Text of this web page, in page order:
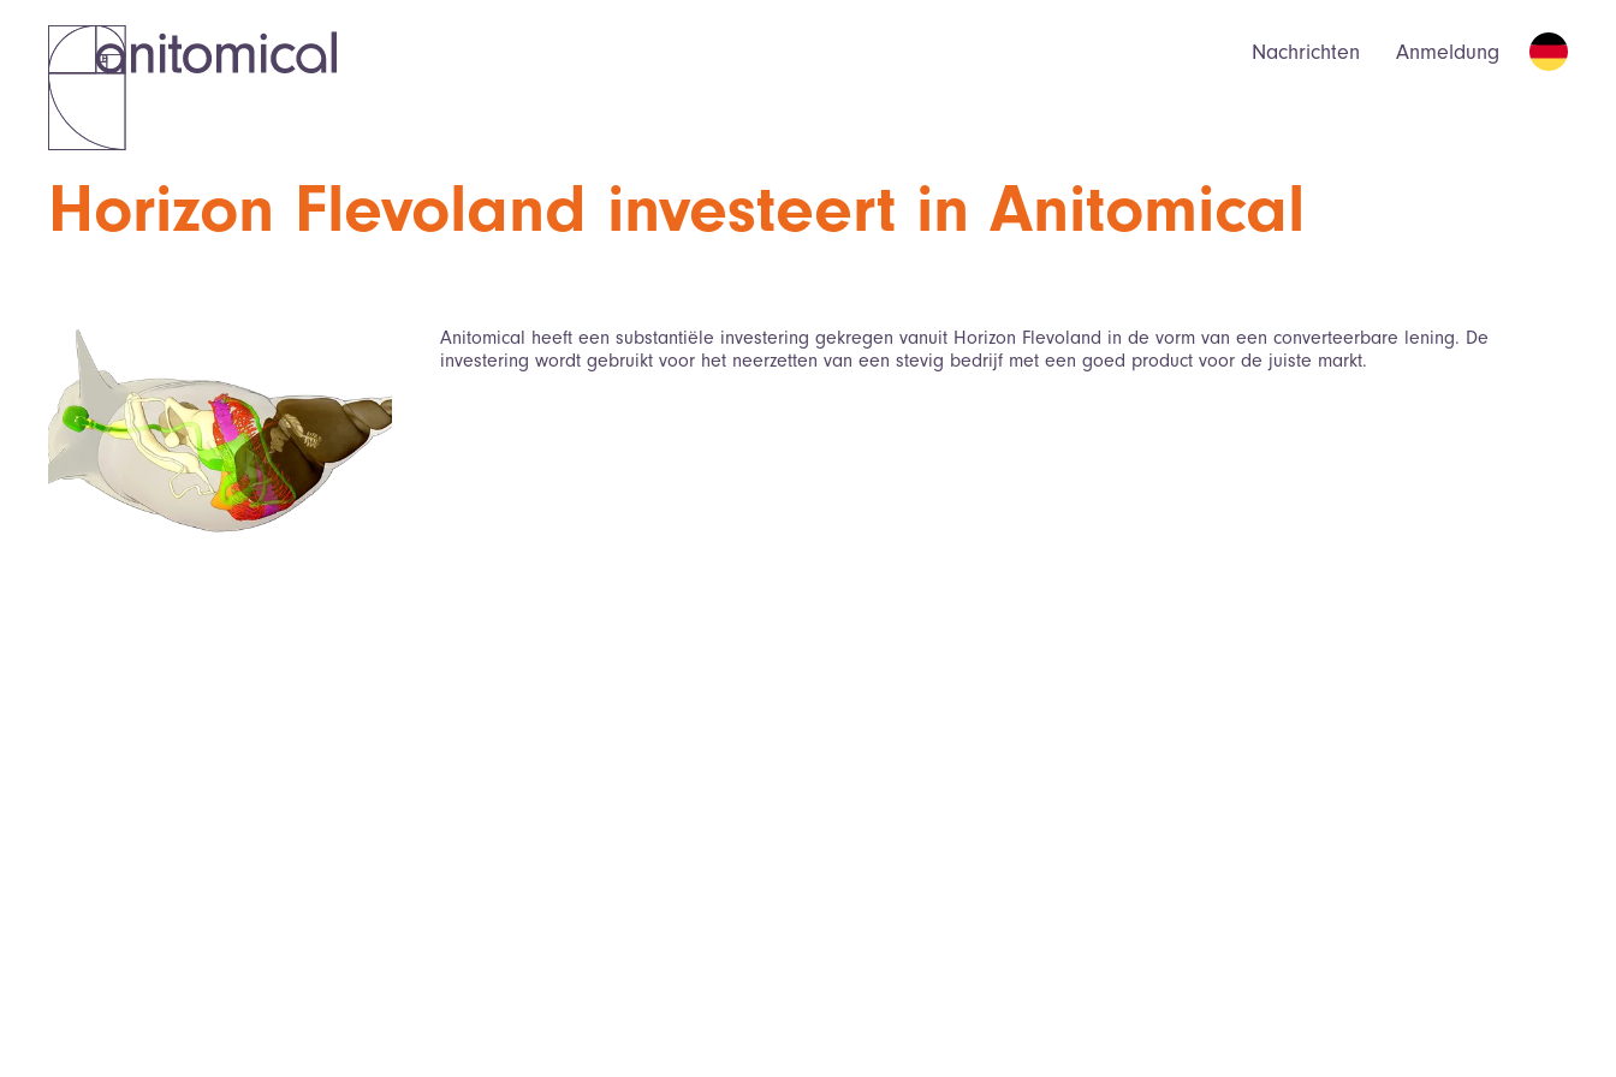
Nachrichten Anmeldung
Horizon Flevoland investeert in Anitomical
Anitomical heeft een substantiële investering gekregen vanuit Horizon Flevoland in de vorm van een converteerbare lening. De
investering wordt gebruikt voor het neerzetten van een stevig bedrijf met een goed product voor de juiste markt.